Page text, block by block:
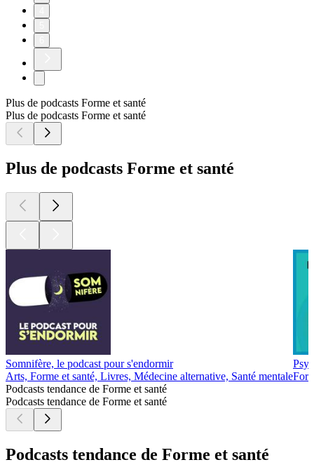
Plus de podcasts Forme et santé
Plus de podcasts Forme et santé
Plus de podcasts Forme et santé
Somnifère, le podcast pour s'endormir
Arts, Forme et santé, Livres, Médecine alternative, Santé mentale
Podcasts tendance de Forme et santé
Podcasts tendance de Forme et santé
Podcasts tendance de Forme et santé